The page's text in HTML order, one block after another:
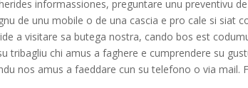
informassiones, preguntare unu preventivu
de unu mobile o de una cascia e pro cale si siat
a visitare sa butega nostra, cando bos est
tribagliu chi amus a faghere e cumprendere su
nos amus a faeddare cun su telefono o via mail.